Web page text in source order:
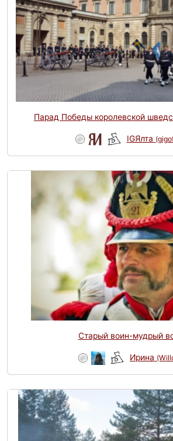
Парад Победы королевской
IGЯлта
Старый воин-мудрый
Ирина